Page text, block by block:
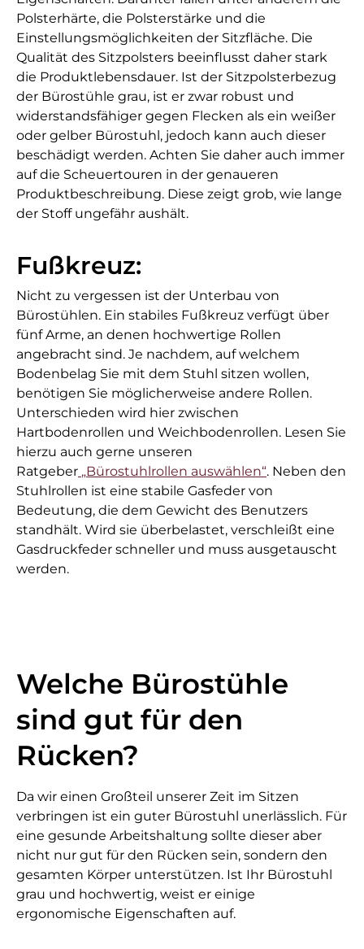
Polsterhärte, die Polsterstärke und die
Einstellungsmöglichkeiten der Sitzfläche. Die
Qualität des Sitzpolsters beeinflusst daher stark
die Produktlebensdauer. Ist der Sitzpolsterbezug
der Bürostühle grau, ist er zwar robust und
widerstandsfähiger gegen Flecken als ein weißer
oder gelber Bürostuhl, jedoch kann auch dieser
beschädigt werden. Achten Sie daher auch immer
auf die Scheuertouren in der genaueren
Produktbeschreibung. Diese zeigt grob, wie lange
der Stoff ungefähr aushält.
Fußkreuz:
Nicht zu vergessen ist der Unterbau von
Bürostühlen. Ein stabiles Fußkreuz verfügt über
fünf Arme, an denen hochwertige Rollen
angebracht sind. Je nachdem, auf welchem
Bodenbelag Sie mit dem Stuhl sitzen wollen,
benötigen Sie möglicherweise andere Rollen.
Unterschieden wird hier zwischen
Hartbodenrollen und Weichbodenrollen. Lesen Sie
hierzu auch gerne unseren
Ratgeber „Bürostuhlrollen auswählen“. Neben den
Stuhlrollen ist eine stabile Gasfeder von
Bedeutung, die dem Gewicht des Benutzers
standhält. Wird sie überbelastet, verschleißt eine
Gasdruckfeder schneller und muss ausgetauscht
werden.
Welche Bürostühle
sind gut für den
Rücken?
Da wir einen Großteil unserer Zeit im Sitzen
verbringen ist ein guter Bürostuhl unerlässlich. Für
eine gesunde Arbeitshaltung sollte dieser aber
nicht nur gut für den Rücken sein, sondern den
gesamten Körper unterstützen. Ist Ihr Bürostuhl
grau und hochwertig, weist er einige
ergonomische Eigenschaften auf.